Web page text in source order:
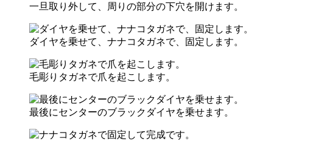
一旦取り外して、周りの部分の下穴を開けます。
ダイヤを乗せて、ナナコタガネで、固定します。
毛彫りタガネで爪を起こします。
最後にセンターのブラックダイヤを乗せます。